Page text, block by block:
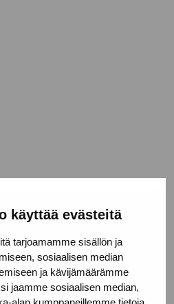
käyttää evästeitä
tarjoamamme sisällön ja
sosiaalisen median
ja kävijämäärämme
jaamme sosiaalisen median,